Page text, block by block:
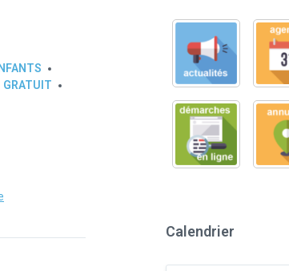
GRATUIT
Calendrier